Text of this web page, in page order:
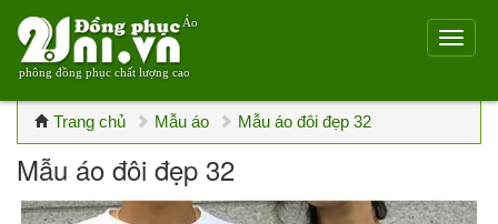
Áo
phông đồng phục chất lượng cao
Trang chủ Mẫu áo Mẫu áo đôi đẹp 32
Mẫu áo đôi đẹp 32